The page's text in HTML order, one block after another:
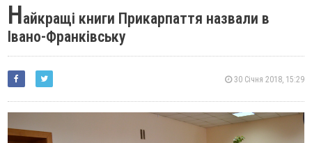
Найкращі книги Прикарпаття назвали в
Івано-Франківську
30 Січня 2018, 15:29